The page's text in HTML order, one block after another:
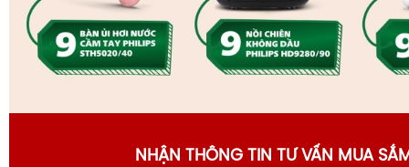
NHẬN THÔNG TIN TƯ VẤN MUA